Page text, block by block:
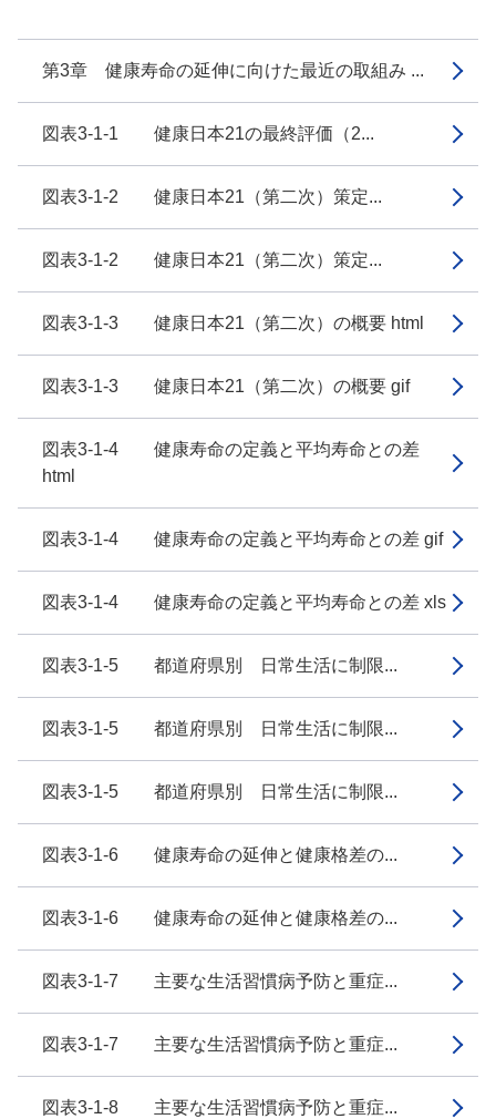
第3章 健康寿命の延伸に向けた最近の取組み ...
図表3-1-1 健康日本21の最終評価（2...
図表3-1-2 健康日本21（第二次）策定...
図表3-1-2 健康日本21（第二次）策定...
図表3-1-3 健康日本21（第二次）の概要 html
図表3-1-3 健康日本21（第二次）の概要 gif
図表3-1-4 健康寿命の定義と平均寿命との差
html
図表3-1-4 健康寿命の定義と平均寿命との差 gif
図表3-1-4 健康寿命の定義と平均寿命との差 xls
図表3-1-5 都道府県別 日常生活に制限...
図表3-1-5 都道府県別 日常生活に制限...
図表3-1-5 都道府県別 日常生活に制限...
図表3-1-6 健康寿命の延伸と健康格差の...
図表3-1-6 健康寿命の延伸と健康格差の...
図表3-1-7 主要な生活習慣病予防と重症...
図表3-1-7 主要な生活習慣病予防と重症...
図表3-1-8 主要な生活習慣病予防と重症...